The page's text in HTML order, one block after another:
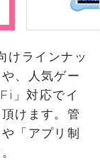
けラインナッ
、人気ゲー
」対応でイ
けます。管
「アプリ制